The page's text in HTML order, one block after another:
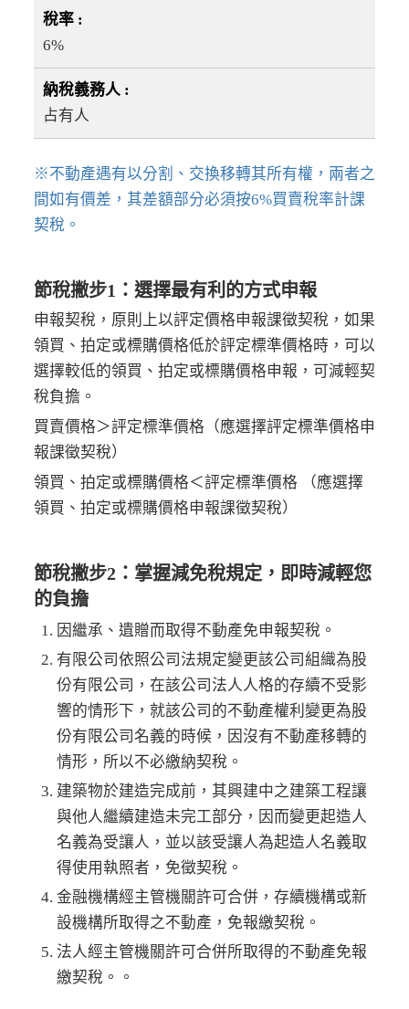
6%
占有人
※不動產遇有以分割、交換移轉其所有權，兩者之
間如有價差，其差額部分必須按6%買賣稅率計課
契稅。
節稅撇步1：選擇最有利的方式申報
申報契稅，原則上以評定價格申報課徵契稅，如果
領買、拍定或標購價格低於評定標準價格時，可以
選擇較低的領買、拍定或標購價格申報，可減輕契
稅負擔。
買賣價格＞評定標準價格（應選擇評定標準價格申
報課徵契稅）
領買、拍定或標購價格＜評定標準價格 （應選擇
領買、拍定或標購價格申報課徵契稅）
節稅撇步2：掌握減免稅規定，即時減輕您
的負擔
因繼承、遺贈而取得不動產免申報契稅。
有限公司依照公司法規定變更該公司組織為股
份有限公司，在該公司法人人格的存續不受影
響的情形下，就該公司的不動產權利變更為股
份有限公司名義的時候，因沒有不動產移轉的
情形，所以不必繳納契稅。
建築物於建造完成前，其興建中之建築工程讓
與他人繼續建造未完工部分，因而變更起造人
名義為受讓人，並以該受讓人為起造人名義取
得使用執照者，免徵契稅。
金融機構經主管機關許可合併，存續機構或新
設機構所取得之不動產，免報繳契稅。
法人經主管機關許可合併所取得的不動產免報
繳契稅。。